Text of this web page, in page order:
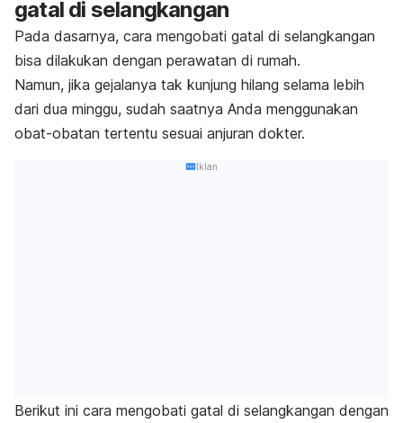
gatal di selangkangan
Pada dasarnya, cara mengobati gatal di selangkangan
bisa dilakukan dengan perawatan di rumah.
Namun, jika gejalanya tak kunjung hilang selama lebih
dari dua minggu, sudah saatnya Anda menggunakan
obat-obatan tertentu sesuai anjuran dokter.
Iklan
Berikut ini cara mengobati gatal di selangkangan dengan